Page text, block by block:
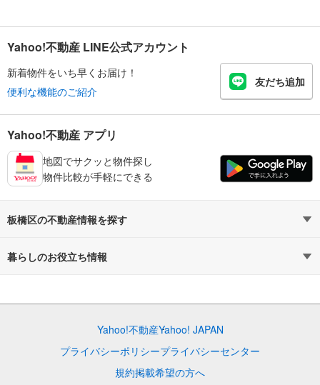
Yahoo!不動産 LINE公式アカウント
新着物件をいち早くお届け！
便利な機能のご紹介
友だち追加
Yahoo!不動産 アプリ
地図でサクッと物件探し
物件比較が手軽にできる
板橋区の不動産情報を探す
不動産・住宅
中古一戸建て
土地
暮らしのお役立ち情報
Yahoo!不動産Yahoo! JAPAN
プライバシーポリシープライバシーセンター
規約掲載希望の方へ